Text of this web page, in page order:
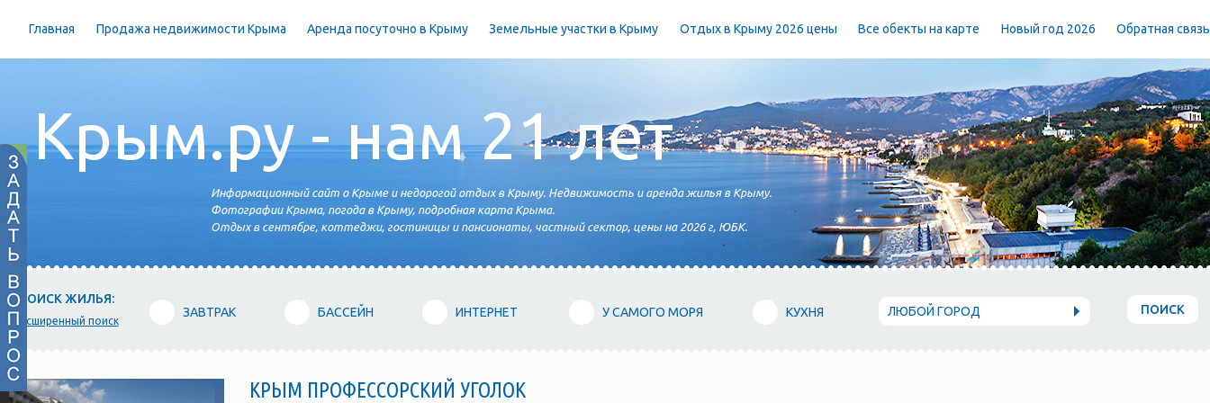
Главная Продажа недвижимости Крыма Аренда посуточно в Крыму Земельные участки в Крыму Отдых в Крыму 2026 цены Все обекты на карте Новый год 2026 Обратная связь
Крым.ру - нам 21 лет
Информационный сайт о Крыме и недорогой отдых в Крыму. Недвижимость и аренда жилья в Крыму.
Фотографии Крыма, погода в Крыму, подробная карта Крыма.
Отдых в сентябре, коттеджи, гостиницы и пансионаты, частный сектор, цены на 2026 г, ЮБК.
ПОИСК ЖИЛЬЯ:
расширенный поиск
ЗАВТРАК БАССЕЙН ИНТЕРНЕТ У САМОГО МОРЯ КУХНЯ ЛЮБОЙ ГОРОД ПОИСК
КРЫМ ПРОФЕССОРСКИЙ УГОЛОК